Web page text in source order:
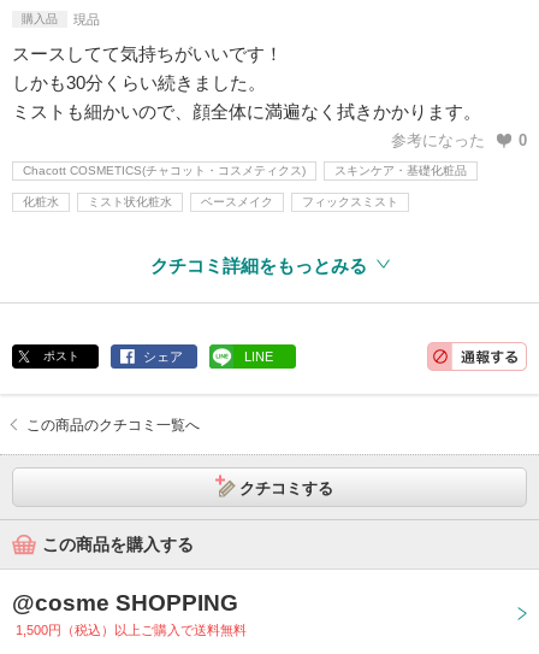
購入品 現品
スースしてて気持ちがいいです！
しかも30分くらい続きました。
ミストも細かいので、顔全体に満遍なく拭きかかります。
参考になった 0
Chacott COSMETICS(チャコット・コスメティクス) スキンケア・基礎化粧品
化粧水 ミスト状化粧水 ベースメイク フィックスミスト
クチコミ詳細をもっとみる
ポスト シェア LINE
この商品のクチコミ一覧へ
クチコミする
この商品を購入する
@cosme SHOPPING
1,500円（税込）以上ご購入で送料無料